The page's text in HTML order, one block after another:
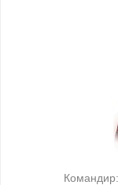
Командир: